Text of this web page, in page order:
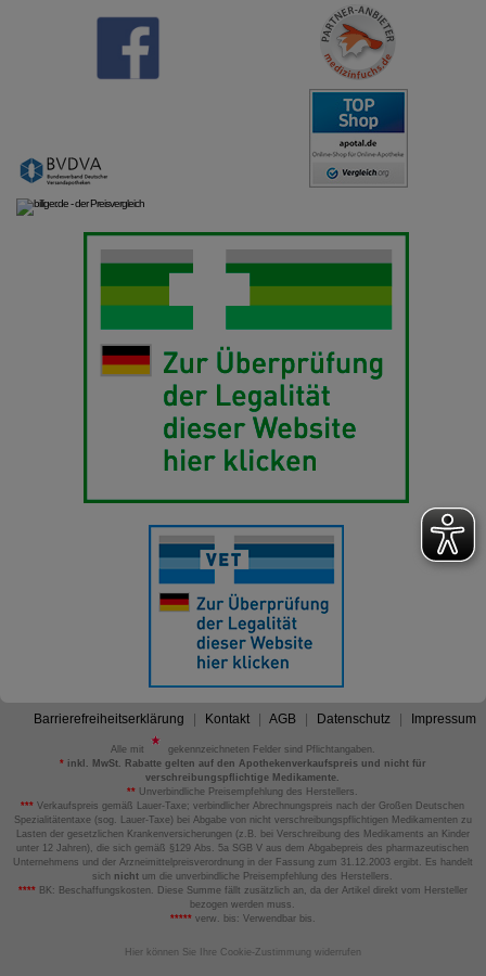
Barrierefreiheitserklärung Kontakt AGB Datenschutz Impressum
Alle mit
gekennzeichneten Felder sind Pflichtangaben.
*inkl. MwSt. Rabatte gelten auf den Apothekenverkaufspreis und nicht für
verschreibungspflichtige Medikamente.
** Unverbindliche Preisempfehlung des Herstellers.
*** Verkaufspreis gemäß Lauer-Taxe; verbindlicher Abrechnungspreis nach der Großen Deutschen
Spezialitätentaxe (sog. Lauer-Taxe) bei Abgabe von nicht verschreibungspflichtigen Medikamenten zu
Lasten der gesetzlichen Krankenversicherungen (z.B. bei Verschreibung des Medikaments an Kinder
unter 12 Jahren), die sich gemäß §129 Abs. 5a SGB V aus dem Abgabepreis des pharmazeutischen
Unternehmens und der Arzneimittelpreisverordnung in der Fassung zum 31.12.2003 ergibt. Es handelt
sich nicht um die unverbindliche Preisempfehlung des Herstellers.
****BK: Beschaffungskosten. Diese Summe fällt zusätzlich an, da der Artikel direkt vom Hersteller
bezogen werden muss.
*****verw. bis: Verwendbar bis.
Hier können Sie Ihre Cookie-Zustimmung widerrufen